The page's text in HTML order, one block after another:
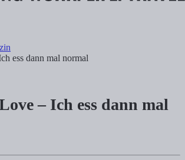
ess dann mal normal
– Ich ess dann mal
– Ich ess dann mal